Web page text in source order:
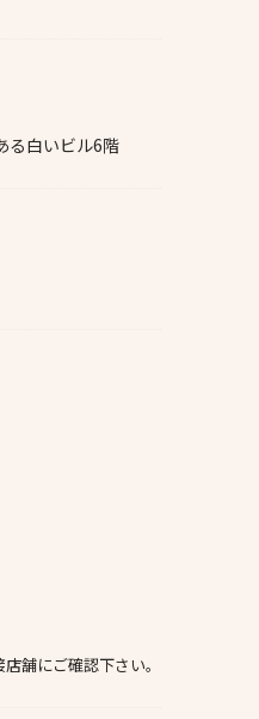
る白いビル6階
舗にご確認下さい。